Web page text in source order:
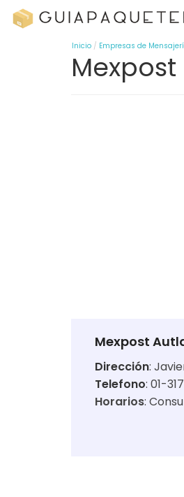
Inicio Empresas de
Mexpost
Dirección:
Telefono: 01-
Horarios: